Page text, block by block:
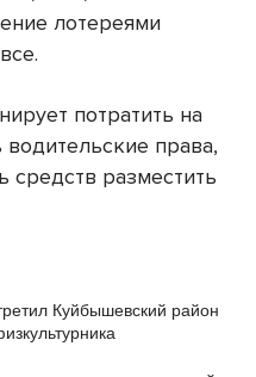
лотереями
потратить на
права,
средств разместить
Куйбышевский район